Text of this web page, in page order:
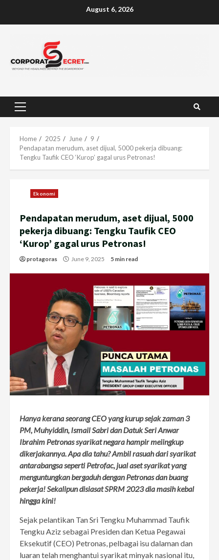
August 6, 2026
Primary
Home 2025 June
9
Pendapatan merudum, aset dijual, 5000 pekerja dibuang:
Tengku Taufik CEO ‘Kurop’ gagal urus Petronas!
Ekonomi
Pendapatan merudum, aset dijual, 5000
pekerja dibuang: Tengku Taufik CEO
‘Kurop’ gagal urus Petronas!
protagoras June 9, 2025 5 min read
Hanya kerana seorang CEO yang kurup sejak zaman 3
PM, Muhyiddin, Ismail Sabri dan Datuk Seri Anwar
Ibrahim Petronas syarikat negara hampir meiingkup
dikerjakannya. Apa dia tahu? Ambil rasuah dari syarikat
antarabangsa seperti Petrofac, jual aset syarikat yang
menguntungkan bergaduh dengan Petronas dan buang
pekerja!Sekalipun disiasat SPRM 2023 dia masih kebal
hingga kini!
Sejak pelantikan Tan Sri Tengku Muhammad Taufik
Tengku Aziz sebagai Presiden dan Ketua Pegawai
Eksekutif (CEO) Petronas, pelbagai isu dalaman dan
luaran telah menghantui syarikat minyak nasional itu,